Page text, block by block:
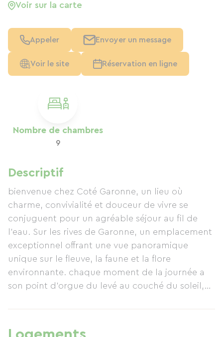
Nombre de chambres
9
Descriptif
bienvenue chez Coté Garonne, un lieu où
charme, convivialité et douceur de vivre se
conjuguent pour un agréable séjour au fil de
l'eau. Sur les rives de Garonne, un emplacement
exceptionnel offrant une vue panoramique
unique sur le fleuve, la faune et la flore
environnante. chaque moment de la journée a
son point d'orgue du levé au couché du soleil,
Voir sur la carte
Appeler Envoyer un message
Voir le site Réservation en ligne